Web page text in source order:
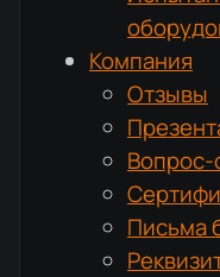
Компания
Отзывы
Вопрос-
Письма